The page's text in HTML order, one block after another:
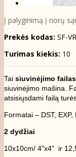
Į palyginimą Į norų
Prekės kodas: SF-
Turimas kiekis: 10
Tai siuvinėjimo
siuvinėjimo mašina.
atsisiųsdami failą
Formatai – DST, EXP,
2 dydžiai
10x10cm/ 4"x4" ir